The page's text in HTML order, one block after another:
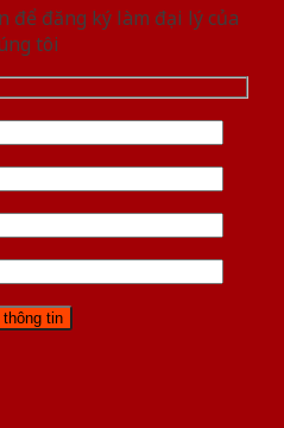
để đăng ký làm đại lý của
tôi